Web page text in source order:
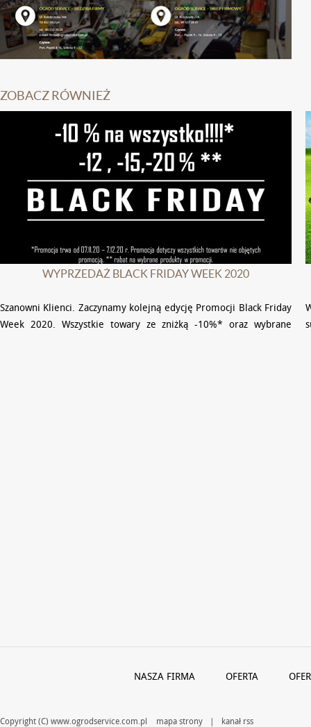
ZOBACZ RÓWNIEŻ
WYPRZEDAŻ BLACK FRIDAY WEEK 2020
Szanowni Klienci. Zaczynamy kolejną edycję Promocji Black Friday
Week 2020. Wszystkie towary ze zniżką -10%* oraz wybrane
NASZA FIRMA OFERTA
Copyright (C) www.ogrodservice.com.pl mapa strony | kanał rss